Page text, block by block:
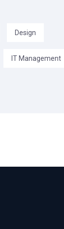
Design
IT Management